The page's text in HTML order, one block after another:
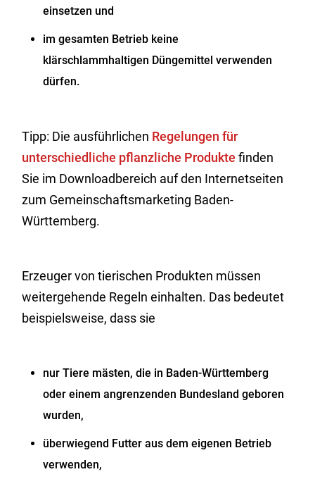
einsetzen und
im gesamten Betrieb keine
klärschlammhaltigen Düngemittel verwenden
dürfen.
Tipp: Die ausführlichen Regelungen für
unterschiedliche pflanzliche Produkte finden
Sie im Downloadbereich auf den Internetseiten
zum Gemeinschaftsmarketing Baden-
Württemberg.
Erzeuger von tierischen Produkten müssen
weitergehende Regeln einhalten. Das bedeutet
beispielsweise, dass sie
nurTiere mästen, die in Baden-Württemberg
oder einem angrenzenden Bundesland geboren
wurden,
überwiegend Futter aus dem eigenen Betrieb
verwenden,